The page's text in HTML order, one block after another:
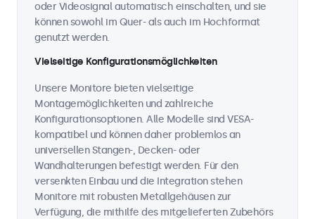
oder Videosignal automatisch einschalten, und sie
können sowohl im Quer- als auch im Hochformat
genutzt werden.
Vielseitige Konfigurationsmöglichkeiten
Unsere Monitore bieten vielseitige
Montagemöglichkeiten und zahlreiche
Konfigurationsoptionen. Alle Modelle sind VESA-
kompatibel und können daher problemlos an
universellen Stangen-, Decken- oder
Wandhalterungen befestigt werden. Für den
versenkten Einbau und die Integration stehen
Monitore mit robusten Metallgehäusen zur
Verfügung, die mithilfe des mitgelieferten Zubehörs